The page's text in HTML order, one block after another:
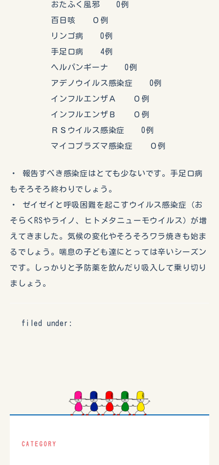
おたふく風邪 0例
百日咳 ０例
リンゴ病 0例
手足口病 4例
ヘルパンギーナ 0例
アデノウイルス感染症 0例
インフルエンザＡ ０例
インフルエンザＢ ０例
ＲＳウイルス感染症 0例
マイコプラズマ感染症 ０例
・ 報告すべき感染症はとても少ないです。手足口病
もそろそろ終わりでしょう。
・ ゼイゼイと呼吸困難を起こすウイルス感染症（お
そらくRSやライノ、ヒトメタニューモウイルス）が増
えてきました。気候の変化やそろそろワラ焼きも始ま
るでしょう。喘息の子ども達にとっては辛いシーズン
です。しっかりと予防薬を飲んだり吸入して乗り切り
ましょう。
filed under:
CATEGORY